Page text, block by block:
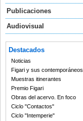
Publicaciones
Audiovisual
Destacados
Noticias
Figari y sus contemporáneos
Muestras itinerantes
Premio Figari
Obras del acervo. En foco
Ciclo "Contactos"
Ciclo "Intemperie"